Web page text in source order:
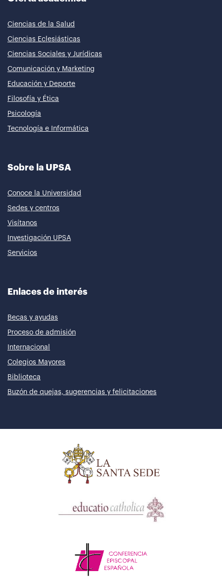
Ciencias de la Salud
Ciencias Eclesiásticas
Ciencias Sociales y Jurídicas
Comunicación y Marketing
Educación y Deporte
Filosofía y Ética
Psicología
Tecnología e Informática
Sobre la UPSA
Conoce la Universidad
Sedes y centros
Visítanos
Investigación UPSA
Servicios
Enlaces de interés
Becas y ayudas
Proceso de admisión
Internacional
Colegios Mayores
Biblioteca
Buzón de quejas, sugerencias y felicitaciones